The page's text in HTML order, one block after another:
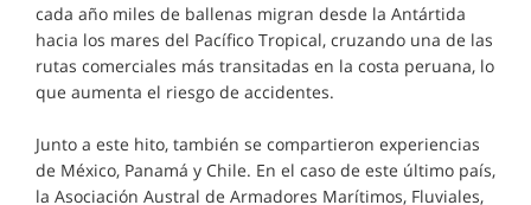
cada año miles de ballenas migran desde la Antártida
hacia los mares del Pacífico Tropical, cruzando una de las
rutas comerciales más transitadas en la costa peruana, lo
que aumenta el riesgo de accidentes.
Junto a este hito, también se compartieron experiencias
de México, Panamá y Chile. En el caso de este último país,
la Asociación Austral de Armadores Marítimos, Fluviales,